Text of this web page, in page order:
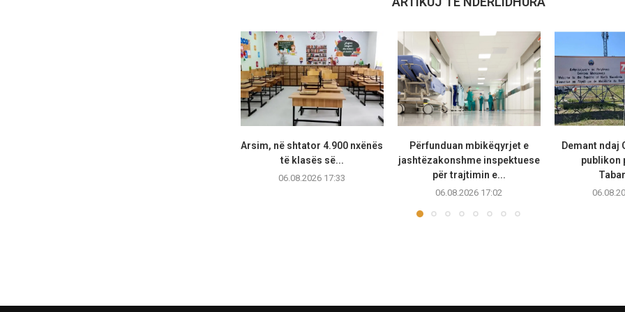
Arsim, në shtator 4.900 nxënës
të klasës së...
06.08.2026 17:33
Përfunduan mbikëqyrjet e
jashtëzakonshme inspektuese
për trajtimin e...
06.08.2026 17:02
Demant ndaj
publikon